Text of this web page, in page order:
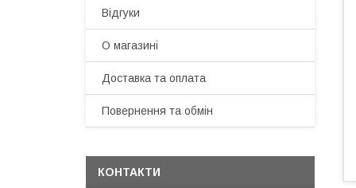
Відгуки
О магазині
Доставка та оплата
Повернення та обмін
КОНТАКТИ